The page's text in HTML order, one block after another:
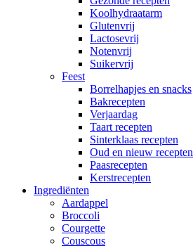
Koolhydraatarm
Glutenvrij
Lactosevrij
Notenvrij
Suikervrij
Feest
Borrelhapjes en snacks
Bakrecepten
Verjaardag
Taart recepten
Sinterklaas recepten
Oud en nieuw recepten
Paasrecepten
Kerstrecepten
Ingrediënten
Aardappel
Broccoli
Courgette
Couscous